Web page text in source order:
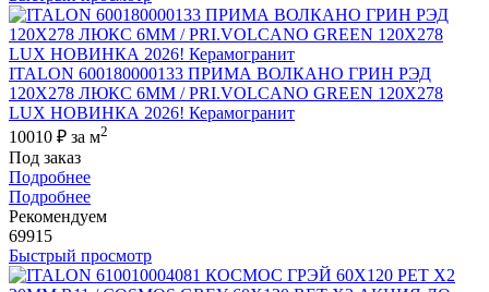
ITALON 600180000133 ПРИМА ВОЛКАНО ГРИН РЭД
120X278 ЛЮКС 6ММ / PRI.VOLCANO GREEN 120X278
LUX НОВИНКА 2026! Керамогранит
10010 ₽ за м2
Под заказ
Подробнее
Подробнее
Рекомендуем
69915
Быстрый просмотр